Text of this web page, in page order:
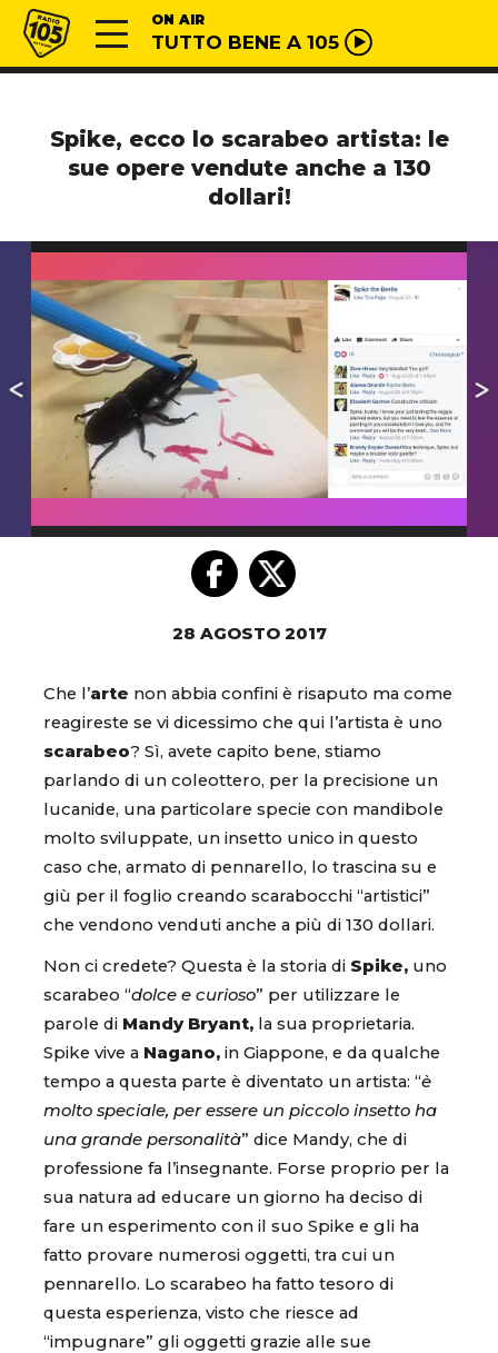
Vai al contenuto
Radio 105 ON AIR
TUTTO BENE A 105
Spike, ecco lo scarabeo artista: le
sue opere vendute anche a 130
dollari!
28 AGOSTO 2017
Che l’arte non abbia confini è risaputo ma come
reagireste se vi dicessimo che qui l’artista è uno
scarabeo? Sì, avete capito bene, stiamo
parlando di un coleottero, per la precisione un
lucanide, una particolare specie con mandibole
molto sviluppate, un insetto unico in questo
caso che, armato di pennarello, lo trascina su e
giù per il foglio creando scarabocchi “artistici”
che vendono venduti anche a più di 130 dollari.
Non ci credete? Questa è la storia di Spike, uno
scarabeo “dolce e curioso” per utilizzare le
parole di Mandy Bryant, la sua proprietaria.
Spike vive a Nagano, in Giappone, e da qualche
tempo a questa parte è diventato un artista: “è
molto speciale, per essere un piccolo insetto ha
una grande personalità” dice Mandy, che di
professione fa l’insegnante. Forse proprio per la
sua natura ad educare un giorno ha deciso di
fare un esperimento con il suo Spike e gli ha
fatto provare numerosi oggetti, tra cui un
pennarello. Lo scarabeo ha fatto tesoro di
questa esperienza, visto che riesce ad
“impugnare” gli oggetti grazie alle sue